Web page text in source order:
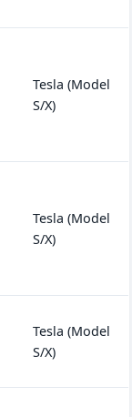
Tesla (Model
S/X)
Tesla (Model
S/X)
Tesla (Model
S/X)